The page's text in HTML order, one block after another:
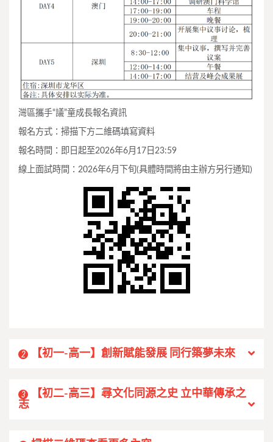
灣區攜手“議”童成長報名資訊
報名方式：掃描下方二維碼填寫資料
報名時間：即日起至2026年6月17日23:59
線上面試時間：2026年6月下旬(具體時間將由主辦方另行通知)
2 【初一-高一】創新賦能發展 同行築夢未來
3
【初二-高三】尋文化同源之史 立中華傳承之
志